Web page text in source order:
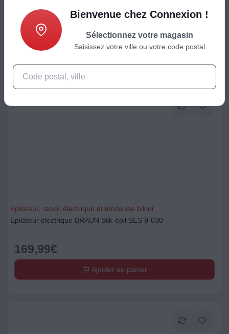
Prix de référence
69.99
-24 %
52,99€
Epilateur, rasoir électrique et tondeuse bikini
Epilateur électrique BRAUN Silk-épil SES 9-030
169,99€
Ajouter au panier
Bienvenue chez Connexion !
Sélectionnez votre magasin
Saisissez votre ville ou votre code postal